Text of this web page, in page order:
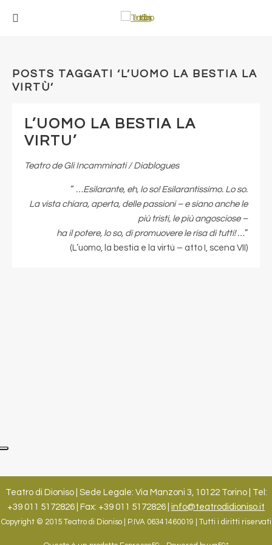
POSTS TAGGATI ‘L’UOMO LA BESTIA LA
VIRTÙ’
L’UOMO LA BESTIA LA
VIRTU’
Teatro de Gli Incamminati / Diablogues
“ …Esilarante, eh, lo so! Esilarantissimo. Lo so.
La vista chiara, aperta, delle passioni – e siano anche le
più tristi, le più angosciose –
ha il potere, lo so, di promuovere le risa di tutti! …”
(L’uomo, la bestia e la virtù – atto I, scena VII)
Teatro di Dioniso | Sede Legale: Via Manzoni 3, 10122 Torino | Tel:
+39 011 5172826 | Fax: +39 011 5172826 | info@teatrodidioniso.it
Copyright © 2015 Teatro di Dioniso | P.IVA 06341460019 | Tutti i diritti riservati